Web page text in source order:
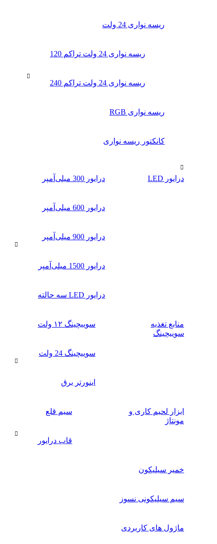
ریسه نواری 24 ولت
ریسه نواری 24 ولت تراکم 120
ریسه نواری 24 ولت تراکم 240
ریسه نواری RGB
کانکتور ریسه نواری
درایور LED درایور 300 میلی‌آمپر
درایور 600 میلی‌آمپر
درایور 900 میلی‌آمپر
درایور 1500 میلی‌آمپر
درایور LED سه حالته
منابع تغذیه
سوییچینگ
سوییچینگ ۱۲ ولت
سوییچینگ 24 ولت
اینورتر برق
ابزار لحیم کاری و
مونتاژ
سیم قلع
قاب درایور
خمیر سیلیکون
سیم سیلیکونی نسوز
ماژول های کاربردی